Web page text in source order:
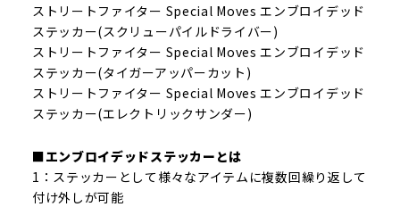
ストリートファイター Special Moves エンブロイデッド
ステッカー(スクリューパイルドライバー)
ストリートファイター Special Moves エンブロイデッド
ステッカー(タイガーアッパーカット)
ストリートファイター Special Moves エンブロイデッド
ステッカー(エレクトリックサンダー)
■エンブロイデッドステッカーとは
1：ステッカーとして様々なアイテムに複数回繰り返して
付け外しが可能